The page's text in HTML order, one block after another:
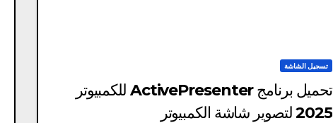
تسجيل الشاشة
تحميل برنامج ActivePresenter للكمبيوتر
2025 لتصوير شاشة الكمبيوتر